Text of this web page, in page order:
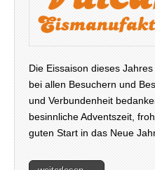
Die Eissaison dieses
bei allen Besuchern und
und Verbundenheit
besinnliche Adventszeit,
guten Start in das Neue